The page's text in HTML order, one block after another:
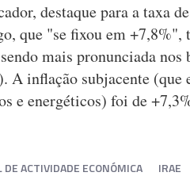
destaque para a taxa
que "se fixou em +7,8%",
mais pronunciada nos
A inflação subjacente (que
e energéticos) foi de
ACTIVIDADE ECONÓMICA IRAE